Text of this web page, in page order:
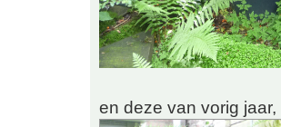
en deze van vorig jaar,